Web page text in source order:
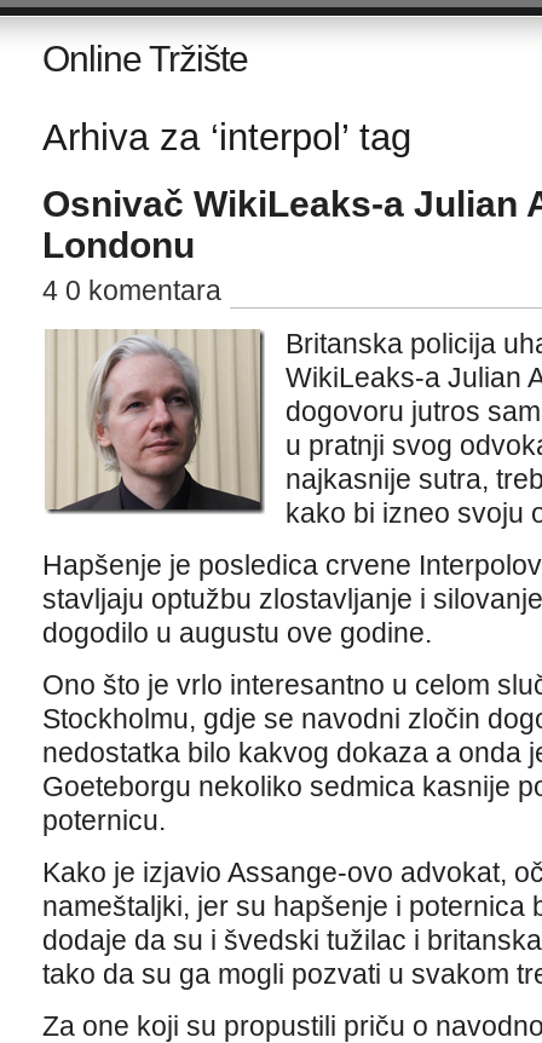
Online Tržište
Arhiva za ‘interpol’ tag
Osnivač WikiLeaks-a Julian
Londonu
4 0 komentara
Britanska policija
WikiLeaks-a Julian
dogovoru jutros
u pratnji svog
najkasnije sutra,
kako bi izneo svoju
Hapšenje je posledica crvene
stavljaju optužbu zlostavljanje i
dogodilo u augustu ove godine.
Ono što je vrlo interesantno u celom
Stockholmu, gdje se navodni zločin
nedostatka bilo kakvog dokaza a onda
Goeteborgu nekoliko sedmica kasnije
poternicu.
Kako je izjavio Assange-ovo advokat,
nameštaljki, jer su hapšenje i poternica
dodaje da su i švedski tužilac i
tako da su ga mogli pozvati u svakom
Za one koji su propustili priču o